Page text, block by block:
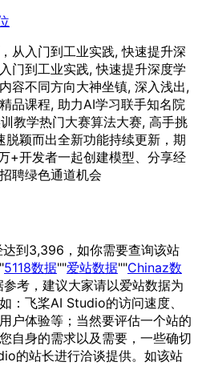
从入门到工业实践, 快速提升深
门到工业实践, 快速提升深度学
容不同方向大神坐镇, 深入浅出,
品课程, 助力AI学习联手知名院
教学热门大赛算法大赛, 高手挑
颖而出全新功能持续更新，期
+开发者一起创建模型、分享经
聘绿色通道机会
到3,396，如你需要查询该站
5118数据""爱站数据""Chinaz数
考，建议大家请以爱站数据为
：飞桨AI Studio的访问速度、
户体验等；当然要评估一个站的
自身的需求以及需要，一些确切
的站长进行洽谈提供。如该站